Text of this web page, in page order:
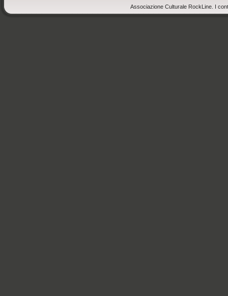
Associazione Culturale RockLine. I